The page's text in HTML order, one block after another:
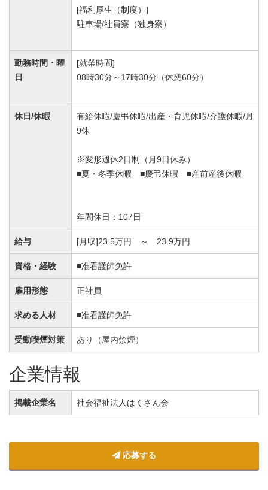
[福利厚生（制度）]
駐車場/社員寮（独身寮）
勤務時間・曜
日
[就業時間]
08時30分～17時30分（休憩60分）
休日/休暇
有給休暇/慶弔休暇/出産・育児休暇/介護休暇/月
9休
※変形週休2日制（月9日休み）
■夏・冬季休暇 ■慶弔休暇 ■産前産後休暇
年間休日：107日
給与 [月収]23.5万円 ～ 23.9万円
資格・経験 ■准看護師免許
雇用形態 正社員
求める人材 ■准看護師免許
受動喫煙対策 あり（屋内禁煙）
企業情報
掲載企業名 社会福祉法人はくさん会
応募する